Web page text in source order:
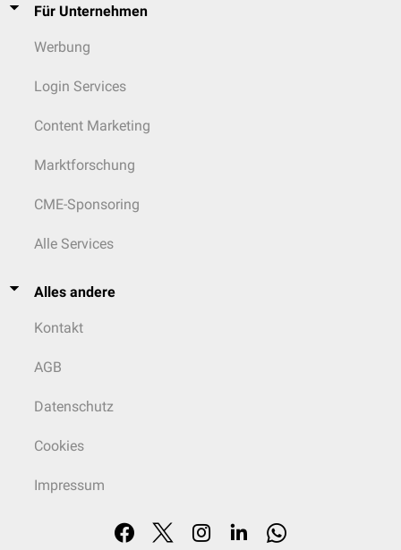
Für Unternehmen
Werbung
Login Services
Content Marketing
Marktforschung
CME-Sponsoring
Alle Services
Alles andere
Kontakt
AGB
Datenschutz
Cookies
Impressum